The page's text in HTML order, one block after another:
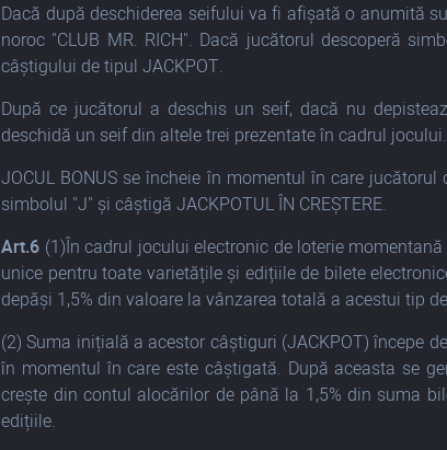
Dacă după deschiderea seifului va fi afișată o anumită
noroc "CLUB MR. RICH". Dacă jucătorul descoperă
câștigului de tipul JACKPOT.
După ce jucătorul a deschis un seif, dacă nu
deschidă un seif din altele trei prezentate în cadrul jocului.
JOCUL BONUS se încheie în momentul în care
simbolul "J" și câștigă JACKPOTUL ÎN CREȘTERE.
Art.6 (1)În cadrul jocului electronic de loterie
unice pentru toate varietățile și edițiile de bilete
depăși 1,5% din valoare la vânzarea totală a acestui tip
(2) Suma inițială a acestor câștiguri (JACKPOT) începe
în momentul în care este câștigată. După aceasta se
crește din contul alocărilor de până la 1,5% din suma
edițiile.